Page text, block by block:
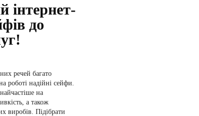
інтернет-
до
речей багато
роботі надійні сейфи.
на
а також
виробів. Підібрати